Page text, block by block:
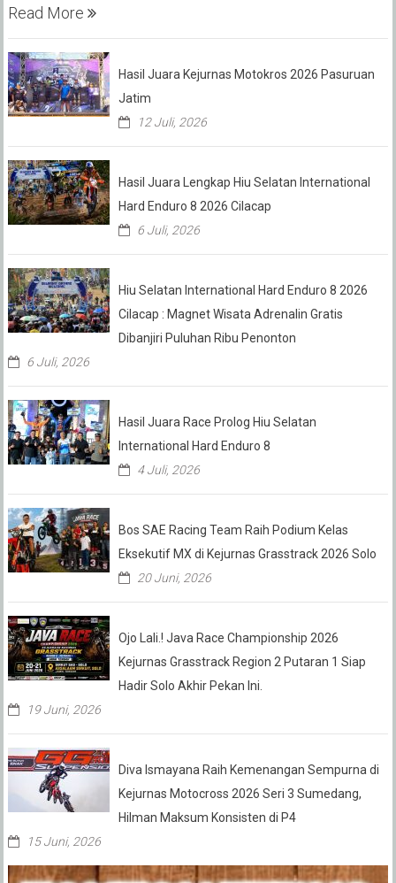
Read More
Hasil Juara Kejurnas Motokros 2026 Pasuruan
Jatim
12 Juli, 2026
Hasil Juara Lengkap Hiu Selatan International
Hard Enduro 8 2026 Cilacap
6 Juli, 2026
Hiu Selatan International Hard Enduro 8 2026
Cilacap : Magnet Wisata Adrenalin Gratis
Dibanjiri Puluhan Ribu Penonton
6 Juli, 2026
Hasil Juara Race Prolog Hiu Selatan
International Hard Enduro 8
4 Juli, 2026
Bos SAE Racing Team Raih Podium Kelas
Eksekutif MX di Kejurnas Grasstrack 2026 Solo
20 Juni, 2026
Ojo Lali.! Java Race Championship 2026
Kejurnas Grasstrack Region 2 Putaran 1 Siap
Hadir Solo Akhir Pekan Ini.
19 Juni, 2026
Diva Ismayana Raih Kemenangan Sempurna di
Kejurnas Motocross 2026 Seri 3 Sumedang,
Hilman Maksum Konsisten di P4
15 Juni, 2026